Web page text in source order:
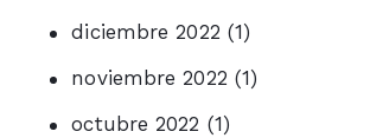
diciembre 2022 (1)
noviembre 2022 (1)
octubre 2022 (1)